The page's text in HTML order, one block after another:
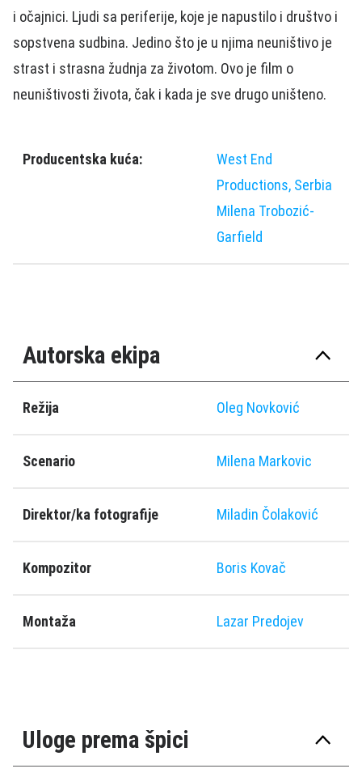
i očajnici. Ljudi sa periferije, koje je napustilo i društvo i
sopstvena sudbina. Jedino što je u njima neuništivo je
strast i strasna žudnja za životom. Ovo je film o
neuništivosti života, čak i kada je sve drugo uništeno.
Producentska kuća:
West End
Productions, Serbia
Milena Trobozić-
Garfield
Autorska ekipa
Režija Oleg Novković
Scenario Milena Markovic
Direktor/ka fotografije Miladin Čolaković
Kompozitor Boris Kovač
Montaža Lazar Predojev
Uloge prema špici